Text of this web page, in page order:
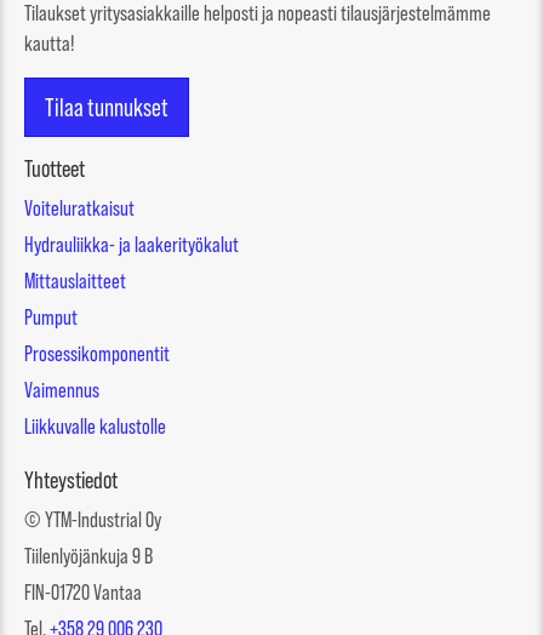
Tilaukset yritysasiakkaille helposti ja nopeasti tilausjärjestelmämme
kautta!
Tilaa tunnukset
Tuotteet
Voiteluratkaisut
Hydrauliikka- ja laakerityökalut
Mittauslaitteet
Pumput
Prosessikomponentit
Vaimennus
Liikkuvalle kalustolle
Yhteystiedot
© YTM-Industrial Oy
Tiilenlyöjänkuja 9 B
FIN-01720 Vantaa
Tel.+358 29 006 230